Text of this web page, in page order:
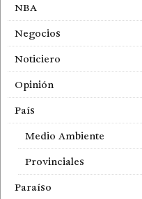
NBA
Negocios
Noticiero
Opinión
País
Medio Ambiente
Provinciales
Paraíso